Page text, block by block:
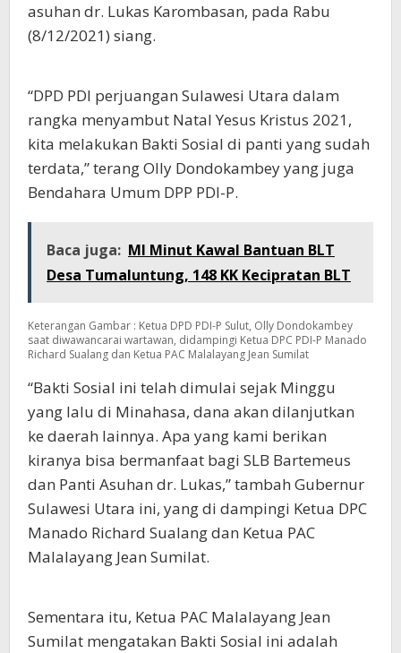
asuhan dr. Lukas Karombasan, pada Rabu
(8/12/2021) siang.
“DPD PDI perjuangan Sulawesi Utara dalam
rangka menyambut Natal Yesus Kristus 2021,
kita melakukan Bakti Sosial di panti yang sudah
terdata,” terang Olly Dondokambey yang juga
Bendahara Umum DPP PDI-P.
Baca juga: MI Minut Kawal Bantuan BLT
Desa Tumaluntung, 148 KK Kecipratan BLT
Keterangan Gambar : Ketua DPD PDI-P Sulut, Olly Dondokambey
saat diwawancarai wartawan, didampingi Ketua DPC PDI-P Manado
Richard Sualang dan Ketua PAC Malalayang Jean Sumilat
“Bakti Sosial ini telah dimulai sejak Minggu
yang lalu di Minahasa, dana akan dilanjutkan
ke daerah lainnya. Apa yang kami berikan
kiranya bisa bermanfaat bagi SLB Bartemeus
dan Panti Asuhan dr. Lukas,” tambah Gubernur
Sulawesi Utara ini, yang di dampingi Ketua DPC
Manado Richard Sualang dan Ketua PAC
Malalayang Jean Sumilat.
Sementara itu, Ketua PAC Malalayang Jean
Sumilat mengatakan Bakti Sosial ini adalah